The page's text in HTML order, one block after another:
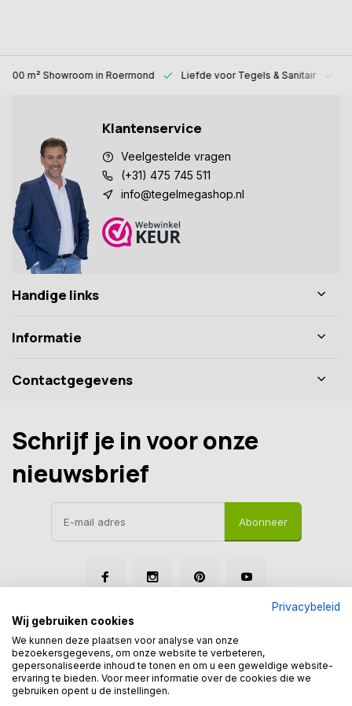
1000 m² Showroom in Roermond Liefde voorTegels & Sanitair
Klantenservice
Veelgestelde vragen
(+31) 475 745 511
info@tegelmegashop.nl
Handige links
Informatie
Contactgegevens
Schrijf je in voor onze
nieuwsbrief
Abonneer
Disclaimer Privacy Policy
© Tegelmegashop
Privacybeleid
Wij gebruiken cookies
We kunnen deze plaatsen voor analyse van onze
bezoekersgegevens, om onze website te verbeteren,
gepersonaliseerde inhoud te tonen en om u een geweldige website-
ervaring te bieden. Voor meer informatie over de cookies die we
gebruiken opent u de instellingen.